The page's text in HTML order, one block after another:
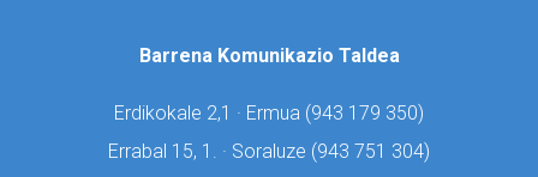
Barrena Komunikazio Taldea
Erdikokale 2,1 · Ermua (943 179 350)
Errabal 15, 1. · Soraluze (943 751 304)